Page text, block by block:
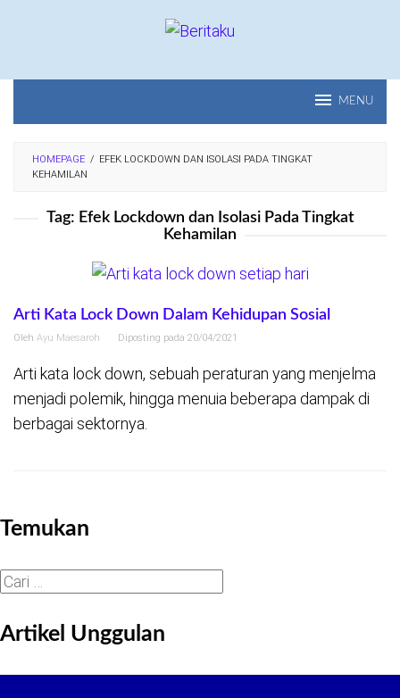
MENU
HOMEPAGE /
EFEK LOCKDOWN DAN ISOLASI PADA TINGKAT
KEHAMILAN
Tag: Efek Lockdown dan Isolasi Pada Tingkat
Kehamilan
Arti Kata Lock Down Dalam Kehidupan Sosial
Oleh Ayu Maesaroh Diposting pada 20/04/2021
Arti kata lock down, sebuah peraturan yang menjelma
menjadi polemik, hingga menuia beberapa dampak di
berbagai sektornya.
Temukan
Cari
Artikel Unggulan